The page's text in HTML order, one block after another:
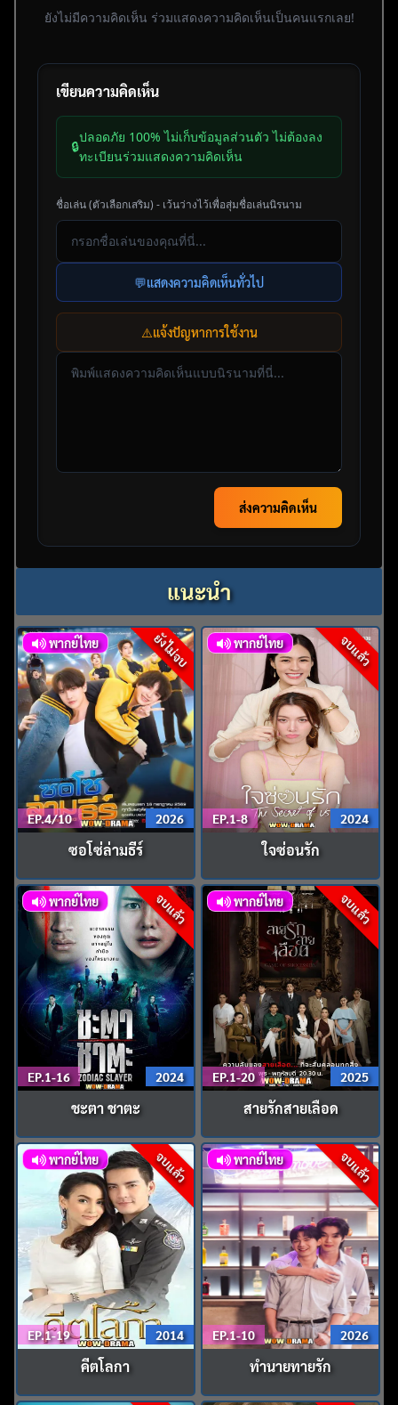
ยังไม่มีความคิดเห็น ร่วมแสดงความคิดเห็นเป็นคนแรกเลย!
เขียนความคิดเห็น
🔒
ปลอดภัย 100% ไม่เก็บข้อมูลส่วนตัว ไม่ต้องลง
ทะเบียนร่วมแสดงความคิดเห็น
ชื่อเล่น (ตัวเลือกเสริม) - เว้นว่างไว้เพื่อสุ่มชื่อเล่นนิรนาม
💬แสดงความคิดเห็นทั่วไป
⚠️แจ้งปัญหาการใช้งาน
ส่งความคิดเห็น
แนะนำ
ยังไม่จบ
พากย์ไทย
EP.4/10 2026
ซอโซ่ล่ามธีร์
จบแล้ว
พากย์ไทย
EP.1-8 2024
ใจซ่อนรัก
จบแล้ว
พากย์ไทย
EP.1-16 2024
ชะตา ชาตะ
จบแล้ว
พากย์ไทย
EP.1-20 2025
สายรักสายเลือด
จบแล้ว
พากย์ไทย
EP.1-19 2014
คีตโลกา
จบแล้ว
พากย์ไทย
EP.1-10 2026
ทำนายทายรัก